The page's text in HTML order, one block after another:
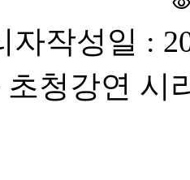
자작성일 :
청강연 시